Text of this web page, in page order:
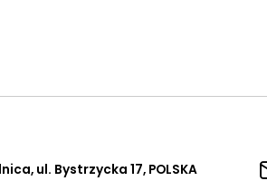
ul. Bystrzycka 17, POLSKA